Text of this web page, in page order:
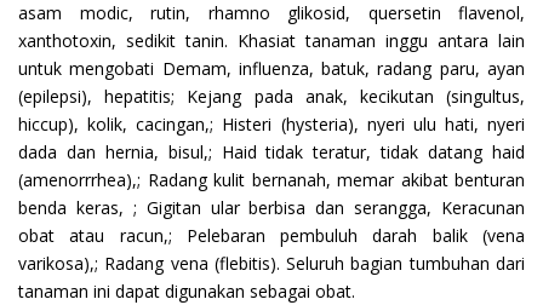
asam modic, rutin, rhamno glikosid, quersetin flavenol,
xanthotoxin, sedikit tanin. Khasiat tanaman inggu antara lain
untuk mengobati Demam, influenza, batuk, radang paru, ayan
(epilepsi), hepatitis; Kejang pada anak, kecikutan (singultus,
hiccup), kolik, cacingan,; Histeri (hysteria), nyeri ulu hati, nyeri
dada dan hernia, bisul,; Haid tidak teratur, tidak datang haid
(amenorrrhea),; Radang kulit bernanah, memar akibat benturan
benda keras, ; Gigitan ular berbisa dan serangga, Keracunan
obat atau racun,; Pelebaran pembuluh darah balik (vena
varikosa),; Radang vena (flebitis). Seluruh bagian tumbuhan dari
tanaman ini dapat digunakan sebagai obat.